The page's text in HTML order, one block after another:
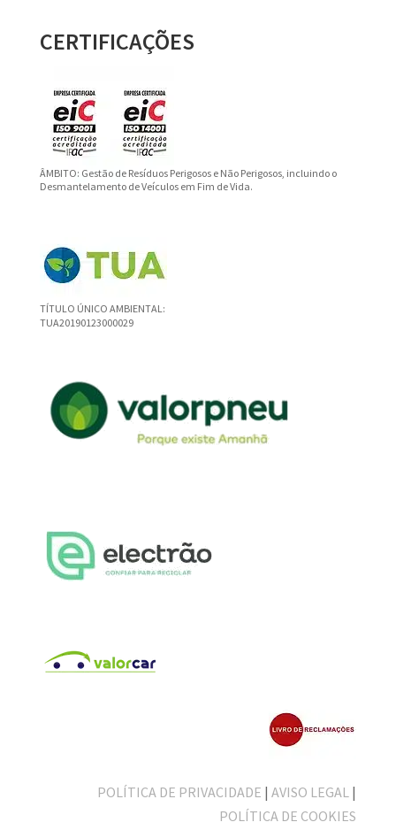
CERTIFICAÇÕES
ÂMBITO: Gestão de Resíduos Perigosos e Não Perigosos, incluindo o
Desmantelamento de Veículos em Fim de Vida.
TÍTULO ÚNICO AMBIENTAL:
TUA20190123000029
POLÍTICA DE PRIVACIDADE |AVISO LEGAL |
POLÍTICA DE COOKIES